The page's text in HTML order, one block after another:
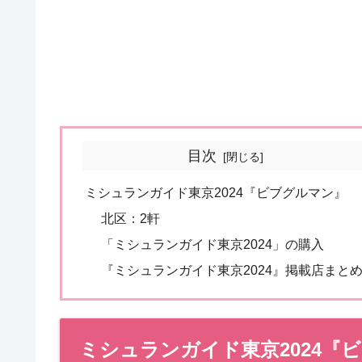
目次
ミシュランガイド東京2024『ビブグルマン』
北区：2軒
「ミシュランガイド東京2024」の購入
『ミシュランガイド東京2024』掲載店まとめ
ミシュランガイド東京2024『